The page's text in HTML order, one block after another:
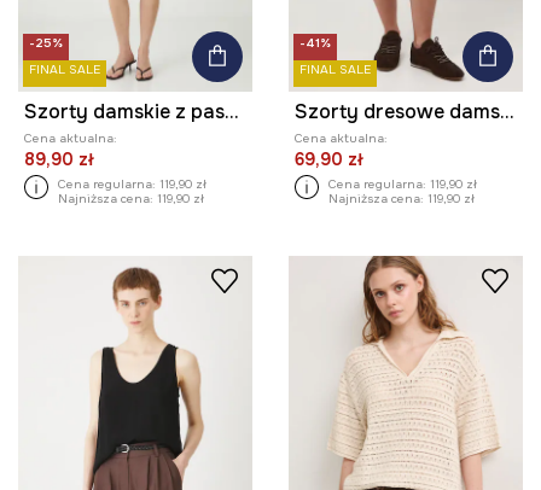
-25%
FINAL SALE
Szorty damskie z paskiem z lyocellu kolor brązowy
Cena aktualna:
89,90 zł
Cena regularna: 119,90 zł
Najniższa cena: 119,90 zł
-41%
FINAL SALE
Szorty dresowe damskie z modalem
Cena aktualna:
69,90 zł
Cena regularna: 119,90 zł
Najniższa cena: 119,90 zł